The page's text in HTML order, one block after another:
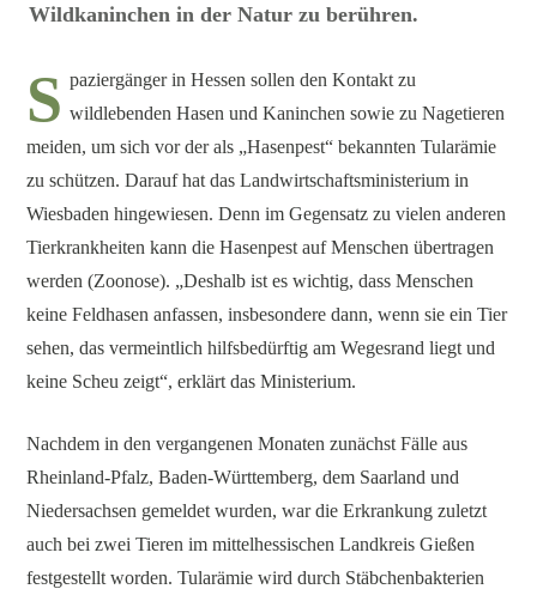
Wildkaninchen in der Natur zu berühren.
S paziergänger in Hessen sollen den Kontakt zu
wildlebenden Hasen und Kaninchen sowie zu Nagetieren
meiden, um sich vor der als „Hasenpest“ bekannten Tularämie
zu schützen. Darauf hat das Landwirtschaftsministerium in
Wiesbaden hingewiesen. Denn im Gegensatz zu vielen anderen
Tierkrankheiten kann die Hasenpest auf Menschen übertragen
werden (Zoonose). „Deshalb ist es wichtig, dass Menschen
keine Feldhasen anfassen, insbesondere dann, wenn sie ein Tier
sehen, das vermeintlich hilfsbedürftig am Wegesrand liegt und
keine Scheu zeigt“, erklärt das Ministerium.
Nachdem in den vergangenen Monaten zunächst Fälle aus
Rheinland-Pfalz, Baden-Württemberg, dem Saarland und
Niedersachsen gemeldet wurden, war die Erkrankung zuletzt
auch bei zwei Tieren im mittelhessischen Landkreis Gießen
festgestellt worden. Tularämie wird durch Stäbchenbakterien